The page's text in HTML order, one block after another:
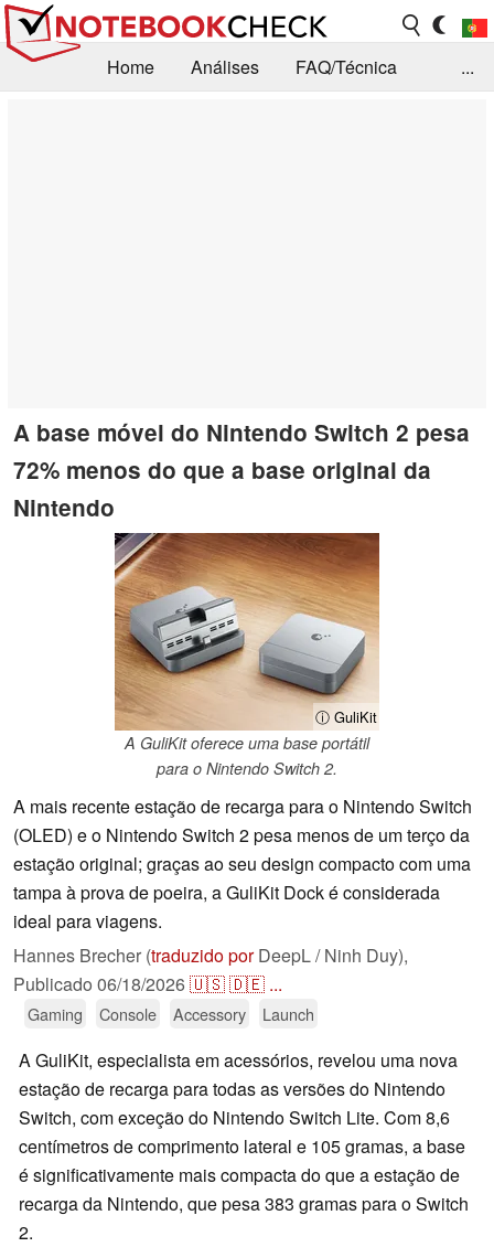
Home Análises
FAQ/Técnica
...
A base móvel do Nintendo Switch 2 pesa
72% menos do que a base original da
Nintendo
ⓘ GuliKit
A GuliKit oferece uma base portátil
para o Nintendo Switch 2.
A mais recente estação de recarga para o Nintendo Switch
(OLED) e o Nintendo Switch 2 pesa menos de um terço da
estação original; graças ao seu design compacto com uma
tampa à prova de poeira, a GuliKit Dock é considerada
ideal para viagens.
Hannes Brecher (traduzido porDeepL / Ninh Duy),
Publicado 06/18/2026🇺🇸🇩🇪 ...
Gaming Console Accessory Launch
A GuliKit, especialista em acessórios, revelou uma nova
estação de recarga para todas as versões do Nintendo
Switch, com exceção do Nintendo Switch Lite. Com 8,6
centímetros de comprimento lateral e 105 gramas, a base
é significativamente mais compacta do que a estação de
recarga da Nintendo, que pesa 383 gramas para o Switch
2.